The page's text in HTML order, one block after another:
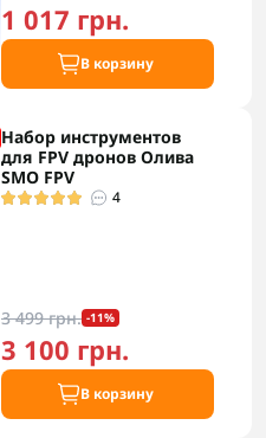
1 017 грн.
В корзину
Набор инструментов
для FPV дронов Олива
SMO FPV
4
3 499 грн. -11%
3 100 грн.
В корзину